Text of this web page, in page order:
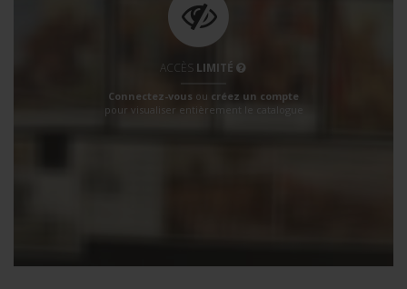
ACCÈS LIMITÉ
Connectez-vous ou créez un compte
pour visualiser entièrement le catalogue